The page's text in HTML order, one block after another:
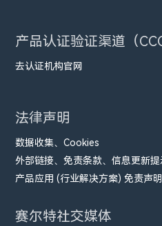
产品认证验证渠道（
去认证机构官网
法律声明
数据收集、Cookies
外部链接、免责条款、信息更新
产品应用 (行业解决方案) 免责声明
赛尔特社交媒体